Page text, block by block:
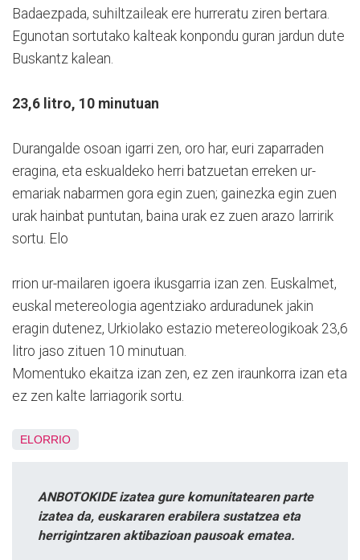
Badaezpada, suhiltzaileak ere hurreratu ziren bertara.
Egunotan sortutako kalteak konpondu guran jardun dute
Buskantz kalean.
23,6 litro, 10 minutuan
Durangalde osoan igarri zen, oro har, euri zaparraden
eragina, eta eskualdeko herri batzuetan erreken ur-
emariak nabarmen gora egin zuen; gainezka egin zuen
urak hainbat puntutan, baina urak ez zuen arazo larririk
sortu. Elo
rrion ur-mailaren igoera ikusgarria izan zen. Euskalmet,
euskal metereologia agentziako arduradunek jakin
eragin dutenez, Urkiolako estazio metereologikoak 23,6
litro jaso zituen 10 minutuan.
Momentuko ekaitza izan zen, ez zen iraunkorra izan eta
ez zen kalte larriagorik sortu.
ELORRIO
ANBOTOKIDE izatea gure komunitatearen parte
izatea da, euskararen erabilera sustatzea eta
herrigintzaren aktibazioan pausoak ematea.